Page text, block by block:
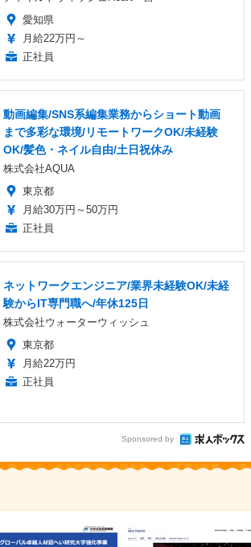
愛知県
月給22万円～
正社員
動画編集/SNS系編集業務からショート動画
まで多彩な環境/リモートワークOK/未経験
OK/髪色・ネイル自由/土日祝休み
株式会社AQUA
東京都
月給30万円～50万円
正社員
ネットワークエンジニア/業界未経験OK/未経
験からIT専門職へ/年休125日
株式会社ウォーターウィッシュ
東京都
月給22万円
正社員
Sponsored by